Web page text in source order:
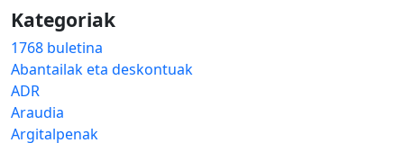
Kategoriak
1768 buletina
Abantailak eta deskontuak
ADR
Araudia
Argitalpenak